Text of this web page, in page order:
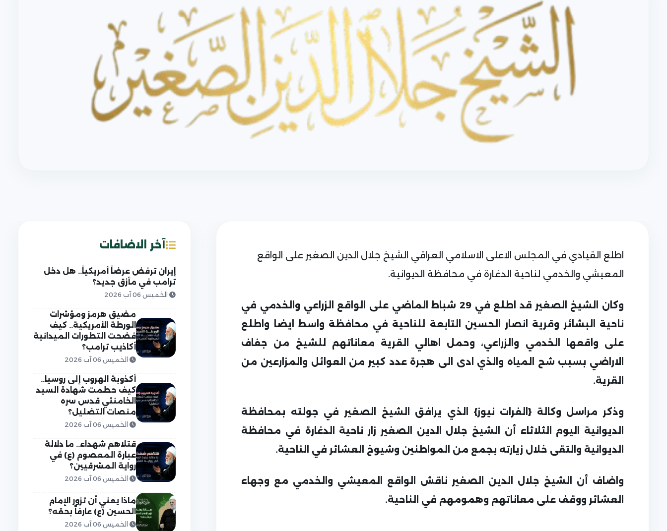
اطلع القيادي في المجلس الاعلى الاسلامي العراقي الشيخ جلال الدين الصغير على الواقع
المعيشي والخدمي لناحية الدغارة في محافظة الديوانية.
وكان الشيخ الصغير قد اطلع في 29 شباط الماضي على الواقع الزراعي والخدمي في
ناحية البشائر وقرية انصار الحسين التابعة للناحية في محافظة واسط ايضا واطلع
على واقعها الخدمي والزراعي، وحمل اهالي القرية معاناتهم للشيخ من جفاف
الاراضي بسبب شح المياه والذي ادى الى هجرة عدد كبير من العوائل والمزارعين من
القرية.
وذكر مراسل وكالة {الفرات نيوز} الذي يرافق الشيخ الصغير في جولته بمحافظة
الديوانية اليوم الثلاثاء أن الشيخ جلال الدين الصغير زار ناحية الدغارة في محافظة
الديوانية والتقى خلال زيارته بجمع من المواطنين وشيوخ العشائر في الناحية.
واضاف أن الشيخ جلال الدين الصغير ناقش الواقع المعيشي والخدمي مع وجهاء
العشائر ووقف على معاناتهم وهمومهم في الناحية.
آخر الاضافات
إيران ترفض عرضاً أمريكياً.. هل دخل
ترامب في مأزق جديد؟
الخميس 06 آب 2026
مضيق هرمز ومؤشرات
الورطة الأمريكية.. كيف
فضحت التطورات الميدانية
أكاذيب ترامب؟
الخميس 06 آب 2026
أكذوبة الهروب إلى روسيا..
كيف حطمت شهادة السيد
الخامنئي قدس سره
منصات التضليل؟
الخميس 06 آب 2026
قتلاهم شهداء.. ما دلالة
عبارة المعصوم (ع) في
رواية المشرقيين؟
الخميس 06 آب 2026
ماذا يعني أن تزور الإمام
الحسين (ع) عارفاً بحقه؟
الخميس 06 آب 2026